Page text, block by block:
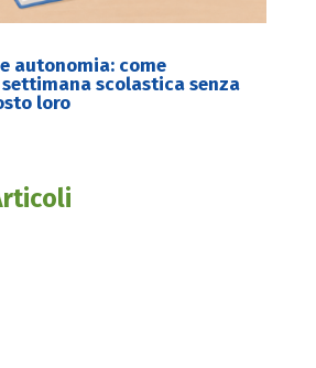
autonomia: come
scolastica senza
loro